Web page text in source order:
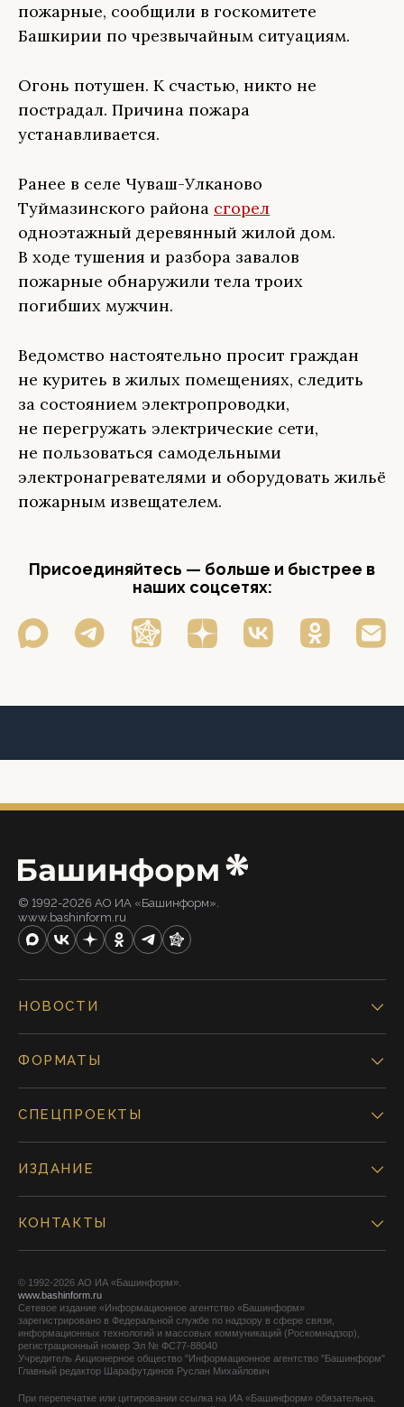
пожарные, сообщили в госкомитете
Башкирии по чрезвычайным ситуациям.
Огонь потушен. К счастью, никто не
пострадал. Причина пожара
устанавливается.
Ранее в селе Чуваш-Улканово
Туймазинского района сгорел
одноэтажный деревянный жилой дом.
В ходе тушения и разбора завалов
пожарные обнаружили тела троих
погибших мужчин.
Ведомство настоятельно просит граждан
не куритеь в жилых помещениях, следить
за состоянием электропроводки,
не перегружать электрические сети,
не пользоваться самодельными
электронагревателями и оборудовать жильё
пожарным извещателем.
Присоединяйтесь — больше и быстрее в
наших соцсетях:
© 1992-2026 АО ИА «Башинформ».
www.bashinform.ru
НОВОСТИ
ФОРМАТЫ
СПЕЦПРОЕКТЫ
ИЗДАНИЕ
КОНТАКТЫ
© 1992-2026 АО ИА «Башинформ».
www.bashinform.ru
Сетевое издание «Информационное агентство «Башинформ»
зарегистрировано в Федеральной службе по надзору в сфере связи,
информационных технологий и массовых коммуникаций (Роскомнадзор),
регистрационный номер Эл № ФС77-88040
Учредитель Акционерное общество "Информационное агентство "Башинформ"
Главный редактор Шарафутдинов Руслан Михайлович
При перепечатке или цитировании ссылка на ИА «Башинформ» обязательна.